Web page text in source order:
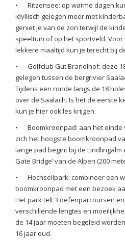
•
Ritzensee: op warme dagen
idyllisch gelegen meer met
geniet je van de zon terwijl de
speeltuin of op het sportveld.
lekkere maaltijd kun je terecht bij
•
Golfclub Gut Brandlhof: deze
gelegen tussen de bergrivier
Tijdens een ronde langs de 18
over de Saalach. Is het de eerste
kun je hier ook les krijgen.
•
Boomkroonpad: aan het
zich het hoogste boomkroonpad
lange pad begint bij de Lindlingalm
Gate Bridge’ van de Alpen (200
•
Hochseilpark: combineer een
boomkroonpad met een bezoek
Het park telt 3 oefenparcoursen
verschillende lengtes en
de 14 jaar moeten begeleid
16 jaar oud.